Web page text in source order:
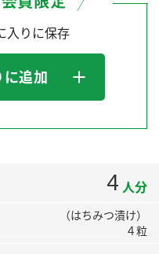
米飯用調味液
ジアム）
ること
入りに保存
に追加
4 人分
（はちみつ漬け）
４粒